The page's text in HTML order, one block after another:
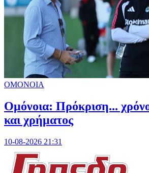
ΟΜΟΝΟΙΑ
Ομόνοια: Πρόκριση...
και χρήματος
10-08-2026 21:31